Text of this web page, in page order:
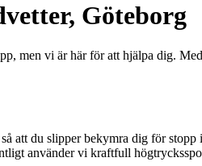
Göteborg
men vi är här för att hjälpa dig.
att du slipper bekymra dig för stopp
använder vi kraftfull